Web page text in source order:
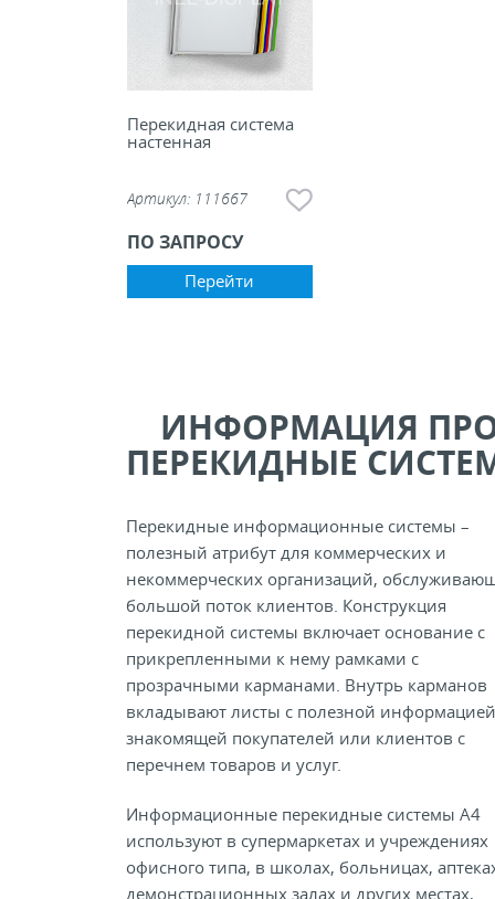
Перекидная система
настенная
Артикул: 111667
ПО ЗАПРОСУ
Перейти
ИНФОРМАЦИЯ
ПЕРЕКИДНЫЕ
Перекидные информационные системы –
полезный атрибут для коммерческих и
некоммерческих организаций,
большой поток клиентов. Конструкция
перекидной системы включает основание с
прикрепленными к нему рамками с
прозрачными карманами. Внутрь карманов
вкладывают листы с полезной
знакомящей покупателей или клиентов с
перечнем товаров и услуг.
Информационные перекидные системы А4
используют в супермаркетах и учреждениях
офисного типа, в школах, больницах,
демонстрационных залах и других местах,